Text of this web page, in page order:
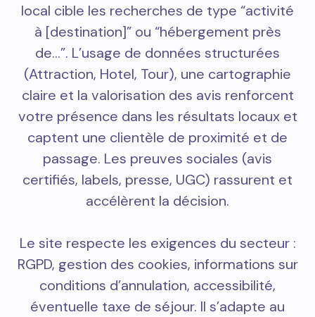
local cible les recherches de type “activité
à [destination]” ou “hébergement près
de…”. L’usage de données structurées
(Attraction, Hotel, Tour), une cartographie
claire et la valorisation des avis renforcent
votre présence dans les résultats locaux et
captent une clientèle de proximité et de
passage. Les preuves sociales (avis
certifiés, labels, presse, UGC) rassurent et
accélèrent la décision.
Le site respecte les exigences du secteur :
RGPD, gestion des cookies, informations sur
conditions d’annulation, accessibilité,
éventuelle taxe de séjour. Il s’adapte au